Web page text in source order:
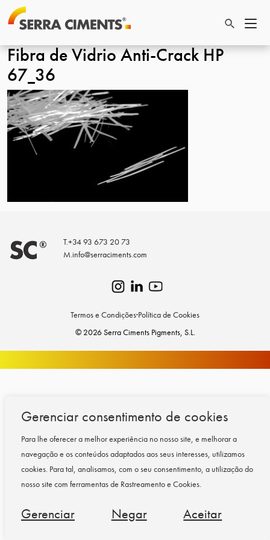
Gerenciar consentimento de cookies
Para lhe oferecer a melhor experiência no nosso site, e melhorar a
navegação e os conteúdos adaptados aos seus interesses, utilizamos
cookies. Para tal, analisamos, com o seu consentimento, a utilização do
nosso site com ferramentas de Rastreamento e Cookies.
Gerenciar Negar Aceitar
Fibra de Vidrio Anti-Crack HP
67_36
T.+34 93 673 20 73
M.info@serraciments.com
Termos e Condições·Política de Cookies
© 2026 Serra Ciments Pigments, S.L.